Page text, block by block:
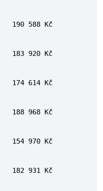
190 588 Kč
183 920 Kč
174 614 Kč
188 968 Kč
154 970 Kč
182 931 Kč